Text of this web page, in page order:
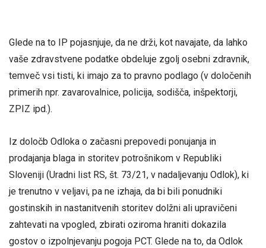
Glede na to IP pojasnjuje, da ne drži, kot navajate, da lahko
vaše zdravstvene podatke obdeluje zgolj osebni zdravnik,
temveč vsi tisti, ki imajo za to pravno podlago (v določenih
primerih npr. zavarovalnice, policija, sodišča, inšpektorji,
ZPIZ ipd.).
Iz določb Odloka o začasni prepovedi ponujanja in
prodajanja blaga in storitev potrošnikom v Republiki
Sloveniji (Uradni list RS, št. 73/21, v nadaljevanju Odlok), ki
je trenutno v veljavi, pa ne izhaja, da bi bili ponudniki
gostinskih in nastanitvenih storitev dolžni ali upravičeni
zahtevati na vpogled, zbirati oziroma hraniti dokazila
gostov o izpolnjevanju pogoja PCT. Glede na to, da Odlok